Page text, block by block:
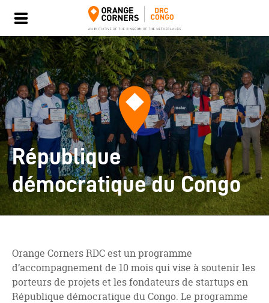
République
démocratique du Congo
Orange Corners RDC est un programme
d’accompagnement de 10 mois qui vise à soutenir les
porteurs de projets et les fondateurs de startups en
République démocratique du Congo. Le programme